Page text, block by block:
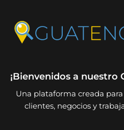
¡Bienvenidos a nuestro
Una plataforma creada
clientes, negocios y